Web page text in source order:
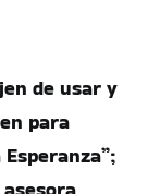
de usar y
para